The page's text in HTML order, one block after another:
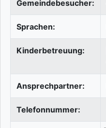
Gemeindebesucher:
Sprachen:
Kinderbetreuung:
Ansprechpartner:
Telefonnummer: